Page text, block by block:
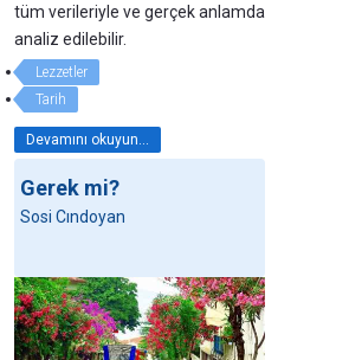
tüm verileriyle ve gerçek anlamda
analiz edilebilir.
Lezzetler
Tarih
Devamını okuyun...
Gerek mi?
Sosi Cındoyan